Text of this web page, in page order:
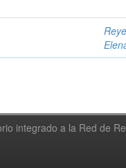
integrado a la Red de